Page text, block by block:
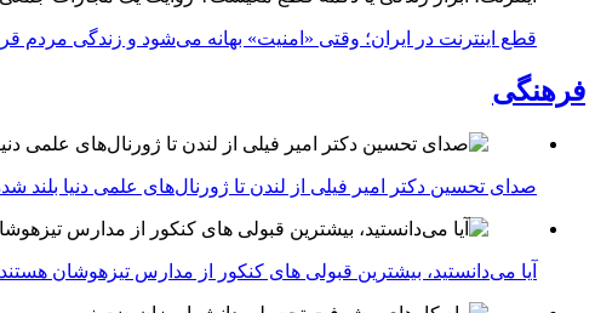
قطع اینترنت در ایران؛ وقتی «امنیت» بهانه می‌شود و زندگی مردم
فرهنگی
صدای تحسین دکتر امیر فیلی از لندن تا ژورنال‌های علمی دنیا بلند
آیا می‌دانستید، بیشترین قبولی های کنکور از مدارس تیزهوشان